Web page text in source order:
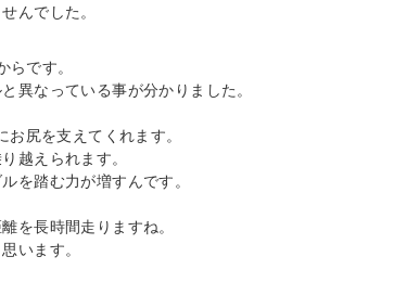
んでした。
です。
異なっている事が分かりました。
尻を支えてくれます。
越えられます。
を踏む力が増すんです。
を長時間走りますね。
います。